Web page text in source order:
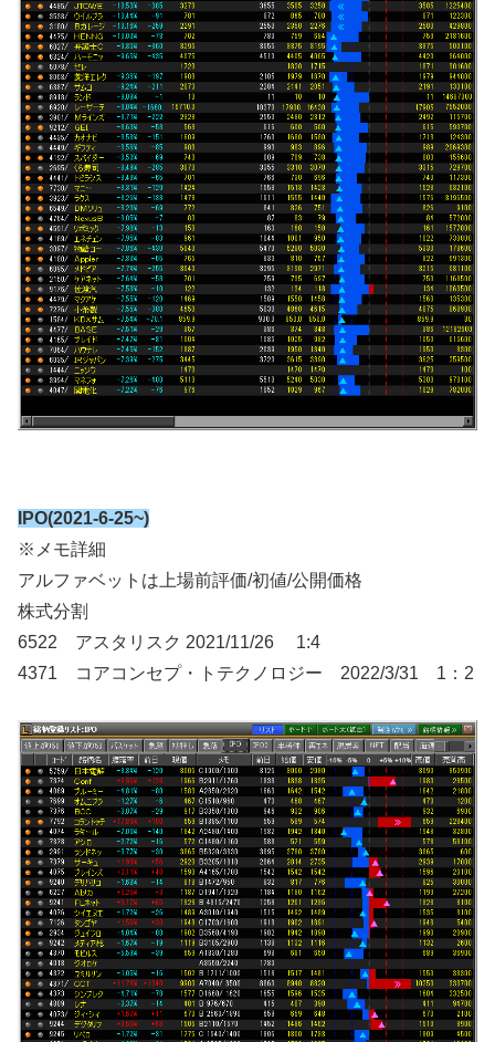
IPO(2021-6-25~)
※メモ詳細
アルファベットは上場前評価/初値/公開価格
株式分割
6522 アスタリスク 2021/11/26 1:4
4371 コアコンセプ・トテクノロジー 2022/3/31 1：2